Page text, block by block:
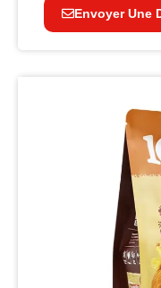
Envoyer Une